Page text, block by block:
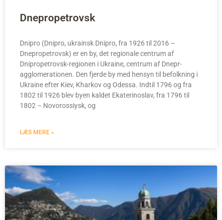
Dnepropetrovsk
Dnipro (Dnipro, ukrainsk Dnіpro, fra 1926 til 2016 –
Dnepropetrovsk) er en by, det regionale centrum af
Dnipropetrovsk-regionen i Ukraine, centrum af Dnepr-
agglomerationen. Den fjerde by med hensyn til befolkning i
Ukraine efter Kiev, Kharkov og Odessa. Indtil 1796 og fra
1802 til 1926 blev byen kaldet Ekaterinoslav, fra 1796 til
1802 – Novorossiysk, og
LÆS MERE »